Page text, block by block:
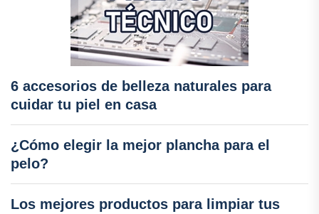
6 accesorios de belleza naturales para
cuidar tu piel en casa
¿Cómo elegir la mejor plancha para el
pelo?
Los mejores productos para limpiar tus